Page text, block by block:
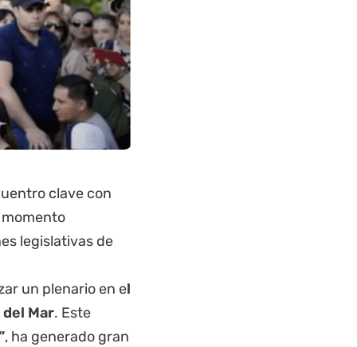
clave con
legislativas de
un plenario en el
del Mar. Este
, ha generado gran